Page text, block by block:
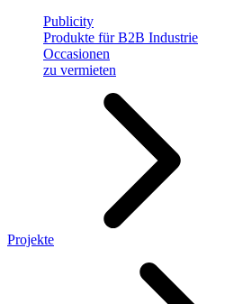
Publicity
Produkte für B2B Industrie
Occasionen
zu vermieten
Projekte